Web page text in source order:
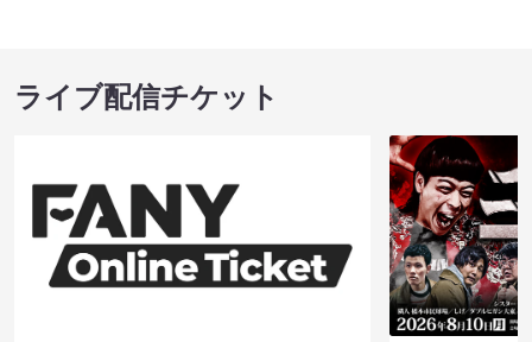
ライブ配信チケット